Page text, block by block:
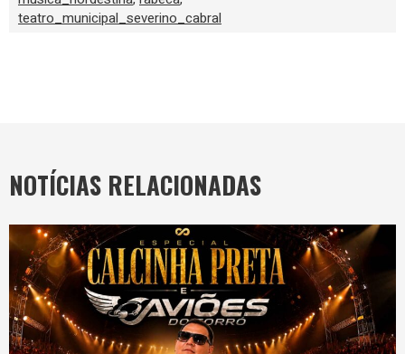
teatro_municipal_severino_cabral
NOTÍCIAS RELACIONADAS